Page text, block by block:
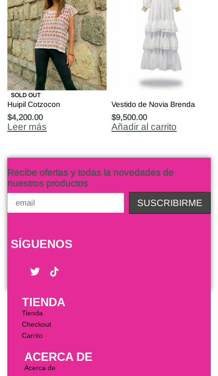
SOLD OUT
Huipil Cotzocon
$4,200.00
Leer más
Vestido de Novia Brenda
$9,500.00
Añadir al carrito
Recibe ofertas y todas la novedades de
nuestros productos
SÍGUENOS
TIENDA
Tienda
Checkout
Carrito
ACERCA DE
Acerca de